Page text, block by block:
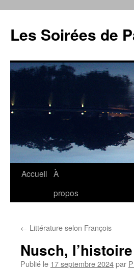
contenu
Les Soirées de
Accueil À
propos
← Littérature selon François
Nusch,
Publié le 17 septembre 2024par